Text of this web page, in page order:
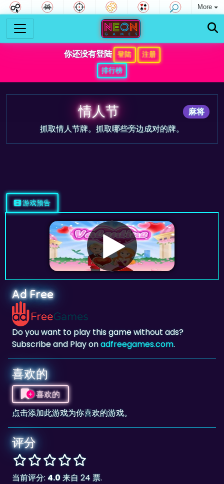
More
你还没有登陆 登陆
注册
排行榜
麻将
情人节
抓取情人节牌。抓取哪些旁边成对的牌。
游戏预告
Ad Free
Do you want to play this game without ads?
Subscribe and Play onadfreegames.com.
喜欢的
喜欢的
点击添加此游戏为你喜欢的游戏。
评分
当前评分:4.0来自 24 票.